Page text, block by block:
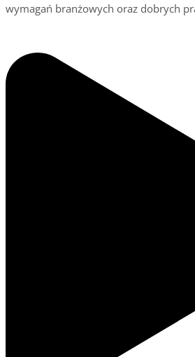
wymagań branżowych oraz dobrych